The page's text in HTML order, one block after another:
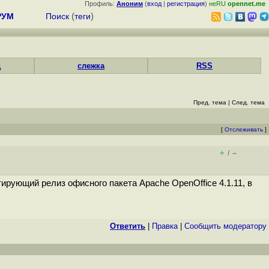
Профиль: Аноним (вход | регистрация) неRU opennet.me
Поиск (теги)
слежка RSS
Пред. тема | След. тема
[ Отслеживать ]
+ / –
релиз офисного пакета Apache OpenOffice 4.1.11, в
Ответить Правка| Cообщить модератору